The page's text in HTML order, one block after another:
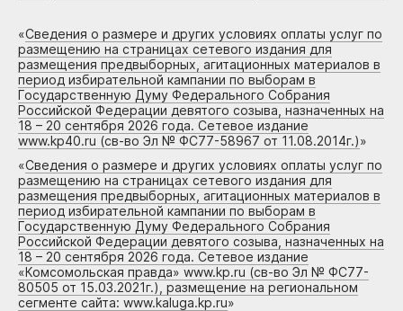
«Сведения о размере и других условиях оплаты услуг по
размещению на страницах сетевого издания для
размещения предвыборных, агитационных материалов в
период избирательной кампании по выборам в
Государственную Думу Федерального Собрания
Российской Федерации девятого созыва, назначенных на
18 – 20 сентября 2026 года. Сетевое издание
www.kp40.ru (св-во Эл № ФС77-58967 от 11.08.2014г.)»
«Сведения о размере и других условиях оплаты услуг по
размещению на страницах сетевого издания для
размещения предвыборных, агитационных материалов в
период избирательной кампании по выборам в
Государственную Думу Федерального Собрания
Российской Федерации девятого созыва, назначенных на
18 – 20 сентября 2026 года. Сетевое издание
«Комсомольская правда» www.kp.ru (св-во Эл № ФС77-
80505 от 15.03.2021г.), размещение на региональном
сегменте сайта: www.kaluga.kp.ru»